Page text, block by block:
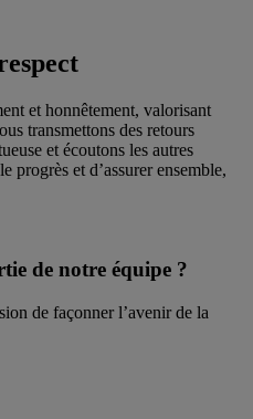
et honnêtement, valorisant
transmettons des retours
et écoutons les autres
progrès et d’assurer ensemble,
de notre équipe ?
de façonner l’avenir de la